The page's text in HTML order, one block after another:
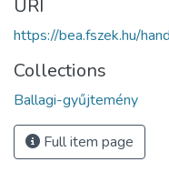
URI
https://bea.fszek.hu/
Collections
Ballagi-gyűjtemény
Full item page